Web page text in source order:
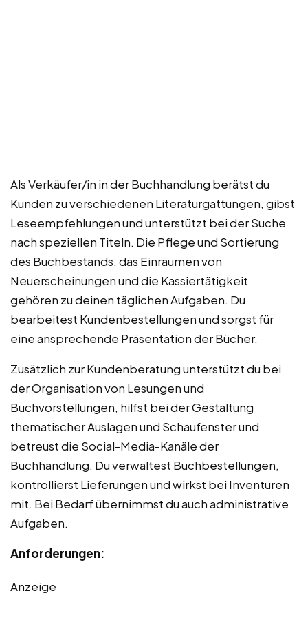
Als Verkäufer/in in der Buchhandlung berätst du
Kunden zu verschiedenen Literaturgattungen, gibst
Leseempfehlungen und unterstützt bei der Suche
nach speziellen Titeln. Die Pflege und Sortierung
des Buchbestands, das Einräumen von
Neuerscheinungen und die Kassiertätigkeit
gehören zu deinen täglichen Aufgaben. Du
bearbeitest Kundenbestellungen und sorgst für
eine ansprechende Präsentation der Bücher.
Zusätzlich zur Kundenberatung unterstützt du bei
der Organisation von Lesungen und
Buchvorstellungen, hilfst bei der Gestaltung
thematischer Auslagen und Schaufenster und
betreust die Social-Media-Kanäle der
Buchhandlung. Du verwaltest Buchbestellungen,
kontrollierst Lieferungen und wirkst bei Inventuren
mit. Bei Bedarf übernimmst du auch administrative
Aufgaben.
Anforderungen:
Anzeige